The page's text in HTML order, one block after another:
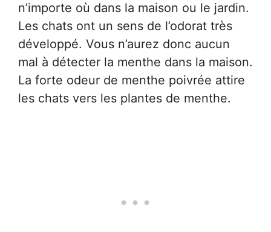
n’importe où dans la maison ou le jardin.
Les chats ont un sens de l’odorat très
développé. Vous n’aurez donc aucun
mal à détecter la menthe dans la maison.
La forte odeur de menthe poivrée attire
les chats vers les plantes de menthe.